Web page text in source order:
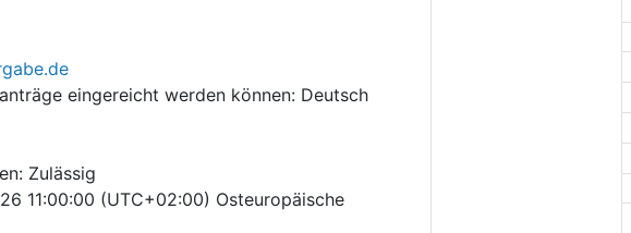
eingereicht werden können: Deutsch
: Zulässig
11:00:00 (UTC+02:00) Osteuropäische